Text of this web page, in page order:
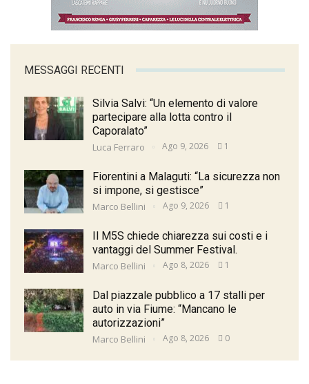
MESSAGGI RECENTI
Silvia Salvi: “Un elemento di valore
partecipare alla lotta contro il
Caporalato”
Luca Ferraro Ago 9, 2026 1
Fiorentini a Malaguti: “La sicurezza non
si impone, si gestisce”
Marco Bellini Ago 9, 2026 1
Il M5S chiede chiarezza sui costi e i
vantaggi del Summer Festival.
Marco Bellini Ago 8, 2026 1
Dal piazzale pubblico a 17 stalli per
auto in via Fiume: “Mancano le
autorizzazioni”
Marco Bellini Ago 8, 2026 0